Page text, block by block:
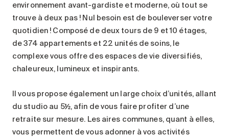
environnement avant-gardiste et moderne, où tout se
trouve à deux pas ! Nul besoin est de bouleverser votre
quotidien ! Composé de deux tours de 9 et 10 étages,
de 374 appartements et 22 unités de soins, le
complexe vous offre des espaces de vie diversifiés,
chaleureux, lumineux et inspirants.
Il vous propose également un large choix d’unités, allant
du studio au 5½, afin de vous faire profiter d’une
retraite sur mesure. Les aires communes, quant à elles,
vous permettent de vous adonner à vos activités